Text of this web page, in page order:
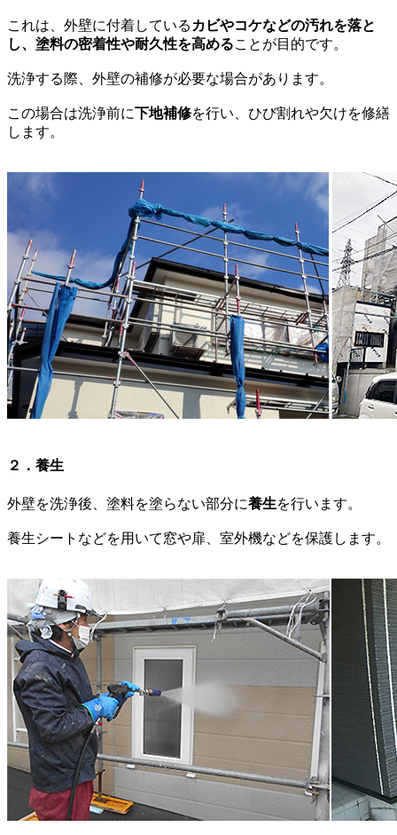
これは、外壁に付着している カビやコケなどの汚れを落と
し、塗料の密着性や耐久性を高めることが目的です。
洗浄する際、外壁の補修が必要な場合があります。
この場合は洗浄前に下地補修を行い、ひび割れや欠けを修繕
します。
２．養生
外壁を洗浄後、塗料を塗らない部分に養生を行います。
養生シートなどを用いて窓や扉、室外機などを保護します。